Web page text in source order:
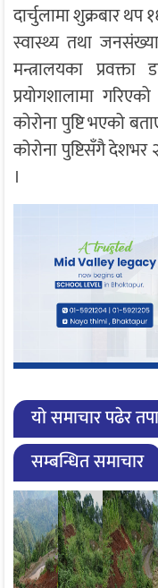
दार्चुलामा शुक्रबार थप
स्वास्थ्य तथा जनसंख्या
मन्त्रालयका
प्रयोगशालामा
कोरोना पुष्टि भएको
कोरोना पुष्टिसँगै देशभर
।
यो समाचार पढेर
सम्बन्धित समाचार